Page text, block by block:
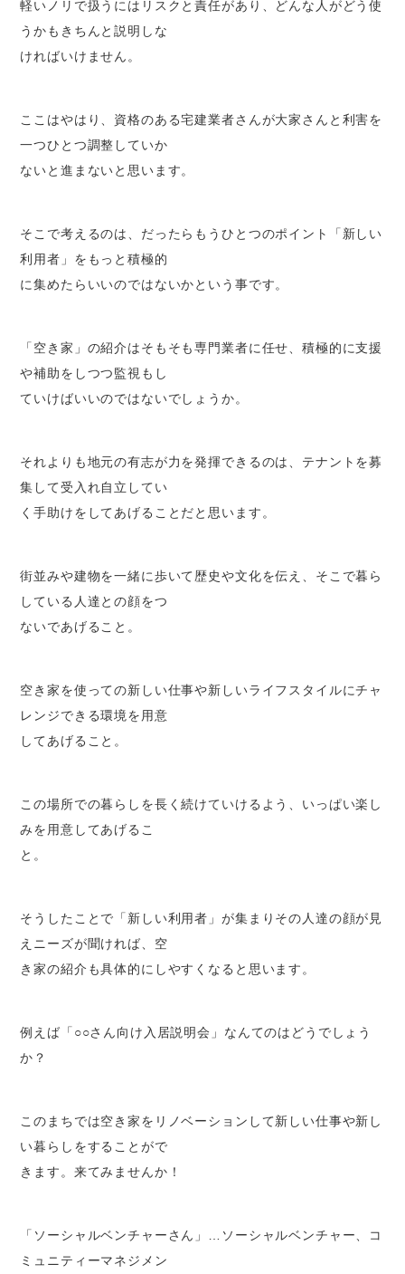
軽いノリで扱うにはリスクと責任があり、どんな人がどう使
うかもきちんと説明しな
ければいけません。
ここはやはり、資格のある宅建業者さんが大家さんと利害を
一つひとつ調整していか
ないと進まないと思います。
そこで考えるのは、だったらもうひとつのポイント「新しい
利用者」をもっと積極的
に集めたらいいのではないかという事です。
「空き家」の紹介はそもそも専門業者に任せ、積極的に支援
や補助をしつつ監視もし
ていけばいいのではないでしょうか。
それよりも地元の有志が力を発揮できるのは、テナントを募
集して受入れ自立してい
く手助けをしてあげることだと思います。
街並みや建物を一緒に歩いて歴史や文化を伝え、そこで暮ら
している人達との顔をつ
ないであげること。
空き家を使っての新しい仕事や新しいライフスタイルにチャ
レンジできる環境を用意
してあげること。
この場所での暮らしを長く続けていけるよう、いっぱい楽し
みを用意してあげるこ
と。
そうしたことで「新しい利用者」が集まりその人達の顔が見
えニーズが聞ければ、空
き家の紹介も具体的にしやすくなると思います。
例えば「○○さん向け入居説明会」なんてのはどうでしょう
か？
このまちでは空き家をリノベーションして新しい仕事や新し
い暮らしをすることがで
きます。来てみませんか！
「ソーシャルベンチャーさん」…ソーシャルベンチャー、コ
ミュニティーマネジメン